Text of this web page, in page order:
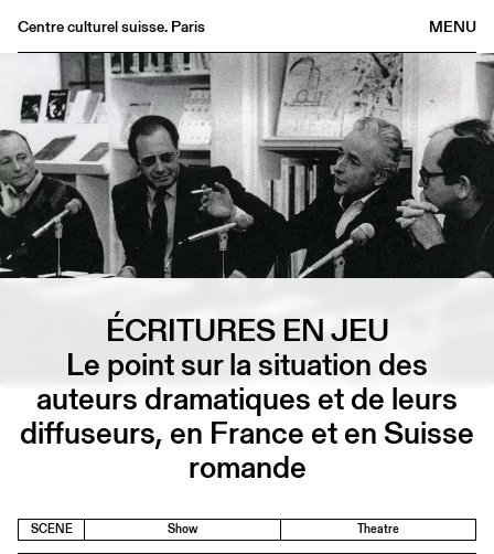
MENU
Centre culturel suisse. Paris
Agenda
Bookshop
Buvette
Archives
Medias
Publications
About
ÉCRITURES EN JEU
Le point sur la situation des
auteurs dramatiques et de leurs
diffuseurs, en France et en Suisse
romande
SCENE Show Theatre